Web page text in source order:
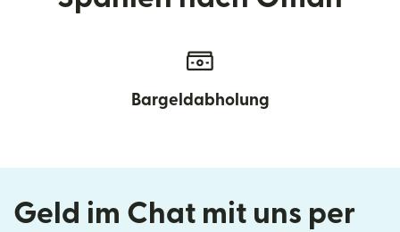
Bargeldabholung
Geld im Chat mit uns per